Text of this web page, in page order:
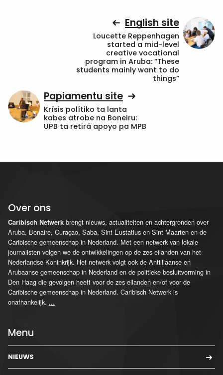
English site
Loucette Reppenhagen
started a mid-level
creative vocational
program in Aruba: “These
students mainly want to do
things”
Papiamentu site
Krísis polítiko ta lanta
kabes atrobe na Boneiru:
UPB ta retirá apoyo pa MPB
Over ons
Caribisch Netwerk brengt nieuws, actualiteiten en achtergronden over
Aruba, Bonaire, Curaçao, Saba, Sint Eustatius en Sint Maarten en de
Caribische gemeenschap in Nederland. Met een netwerk van lokale
journalisten volgen we de ontwikkelingen op de zes eilanden van het
Nederlandse Koninkrijk. Het netwerk volgt ook de Antilliaanse en
Arubaanse gemeenschap in Nederland en de politieke besluitvorming in
Den Haag die gevolgen heeft voor de zes eilanden en/of voor de
Caribische gemeenschap in Nederland. Caribisch Netwerk is
onafhankelijk. ...
Menu
NIEUWS